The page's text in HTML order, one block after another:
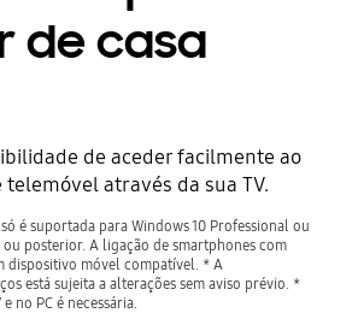
de casa
de aceder facilmente ao
através da sua TV.
é suportada para Windows 10 Professional ou
ou posterior. A ligação de smartphones com
dispositivo móvel compatível. * A
está sujeita a alterações sem aviso prévio. *
no PC é necessária.